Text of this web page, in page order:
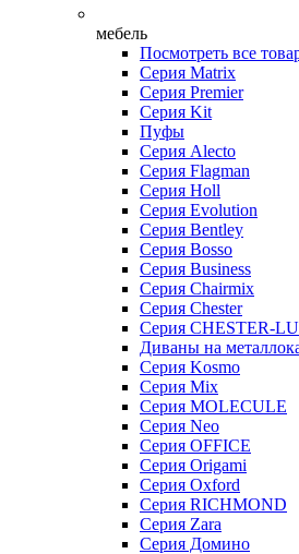
мебель
Посмотреть все
Серия Matrix
Серия Premier
Серия Kit
Пуфы
Серия Alecto
Серия Flagman
Серия Holl
Серия Evolution
Серия Bentley
Серия Bosso
Серия Business
Серия Chairmix
Серия Chester
Серия CHESTER-
Диваны на
Серия Kosmo
Серия Mix
Серия MOLECULE
Серия Neo
Серия OFFICE
Серия Origami
Серия Oxford
Серия RICHMOND
Серия Zara
Серия Домино